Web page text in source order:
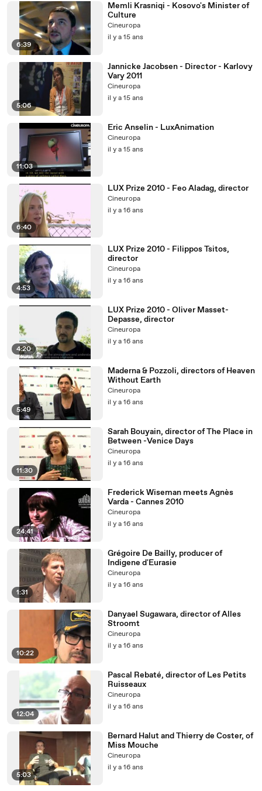
6:39
Memli Krasniqi - Kosovo's Minister of
Culture
Cineuropa
il y a 15 ans
5:06
Jannicke Jacobsen - Director - Karlovy
Vary 2011
Cineuropa
il y a 15 ans
11:03
Eric Anselin - LuxAnimation
Cineuropa
il y a 15 ans
6:40
LUX Prize 2010 - Feo Aladag, director
Cineuropa
il y a 16 ans
4:53
LUX Prize 2010 - Filippos Tsitos,
director
Cineuropa
il y a 16 ans
4:20
LUX Prize 2010 - Oliver Masset-
Depasse, director
Cineuropa
il y a 16 ans
5:49
Maderna & Pozzoli, directors of Heaven
Without Earth
Cineuropa
il y a 16 ans
11:30
Sarah Bouyain, director of The Place in
Between -Venice Days
Cineuropa
il y a 16 ans
24:41
Frederick Wiseman meets Agnès
Varda - Cannes 2010
Cineuropa
il y a 16 ans
1:31
Grégoire De Bailly, producer of
Indigene d'Eurasie
Cineuropa
il y a 16 ans
10:22
Danyael Sugawara, director of Alles
Stroomt
Cineuropa
il y a 16 ans
12:04
Pascal Rebaté, director of Les Petits
Ruisseaux
Cineuropa
il y a 16 ans
5:03
Bernard Halut and Thierry de Coster, of
Miss Mouche
Cineuropa
il y a 16 ans